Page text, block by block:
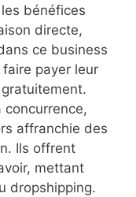
bénéfices
directe,
ce business
payer leur
concurrence,
affranchie des
Ils offrent
mettant
dropshipping.